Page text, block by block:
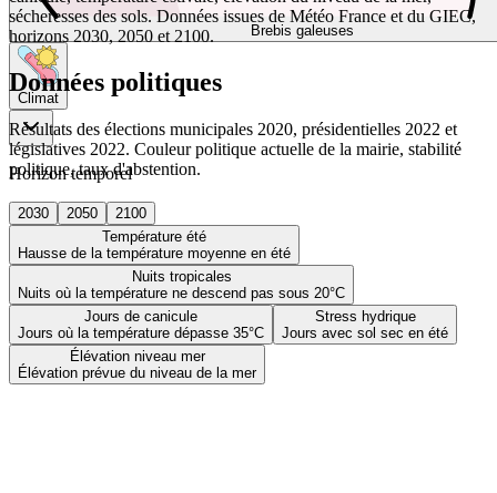
Brebis galeuses
Climat
Horizon temporel
2030 2050
2100
Température été
Hausse de la température moyenne en été
Nuits tropicales
Nuits où la température ne descend pas sous 20°C
Jours de canicule
Jours où la température dépasse 35°C
Stress hydrique
Jours avec sol sec en été
Élévation niveau mer
Élévation prévue du niveau de la mer
sécheresses des sols. Données issues de Météo France et du GIEC,
horizons 2030, 2050 et 2100.
Données politiques
Résultats des élections municipales 2020, présidentielles 2022 et
législatives 2022. Couleur politique actuelle de la mairie, stabilité
politique, taux d'abstention.